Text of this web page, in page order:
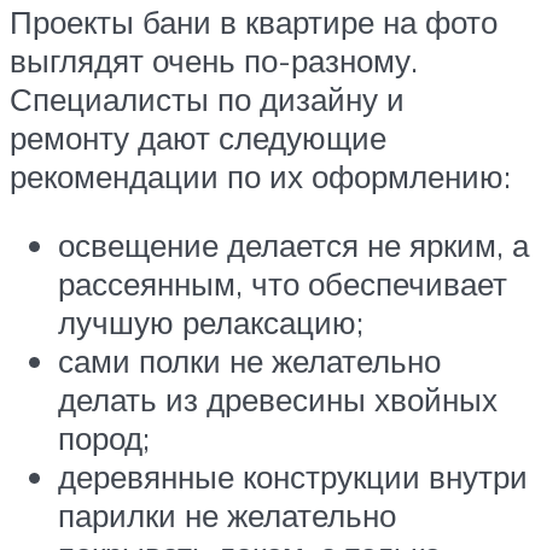
Проекты бани в квартире на фото
выглядят очень по-разному.
Специалисты по дизайну и
ремонту дают следующие
рекомендации по их оформлению:
освещение делается не ярким, а
рассеянным, что обеспечивает
лучшую релаксацию;
сами полки не желательно
делать из древесины хвойных
пород;
деревянные конструкции внутри
парилки не желательно